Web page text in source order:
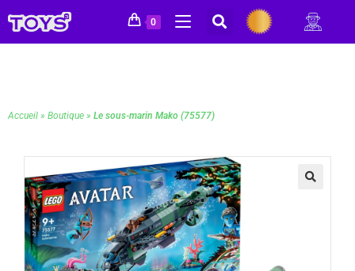
0
Accueil » Boutique » Le sous-marin Mako (75577)